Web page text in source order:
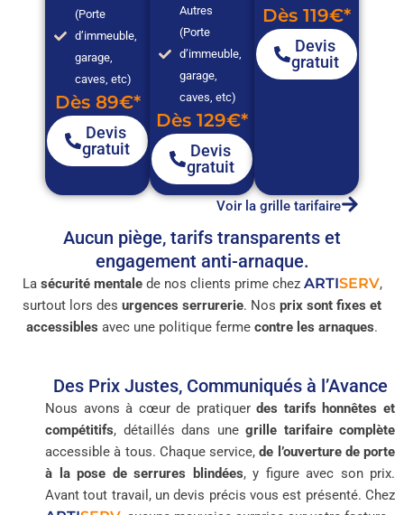
(Porte
d’immeuble,
garage,
caves, etc)
Dès 89€*
Devis
gratuit
Autres
(Porte
d’immeuble,
garage,
caves, etc)
Dès 129€*
Devis
gratuit
Dès 119€*
Devis
gratuit
Voir la grille tarifaire
Aucun piège, tarifs transparents et
engagement anti-arnaque.
La sécurité mentalede nos clients prime chez ARTISERV,
surtout lors des urgences serrurerie. Nos prix sont fixes et
accessibles avec une politique ferme contre les arnaques.
Des Prix Justes, Communiqués à l’Avance
Nous avons à cœur de pratiquerdes tarifs honnêtes et
compétitifs, détaillés dans une grille tarifaire complète
accessible à tous. Chaque service,de l’ouverture de porte
à la pose de serrures blindées, y figure avec son prix.
Avant tout travail, un devis précis vous est présenté. Chez